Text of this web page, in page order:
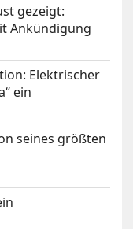
gezeigt:
Ankündigung
Elektrischer
ein
seines größten